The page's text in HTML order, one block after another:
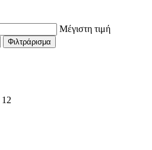
Μέγιστη τιμή
Φιλτράρισμα
12